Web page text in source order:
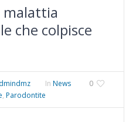
malattia
che colpisce
0
In News
, Parodontite